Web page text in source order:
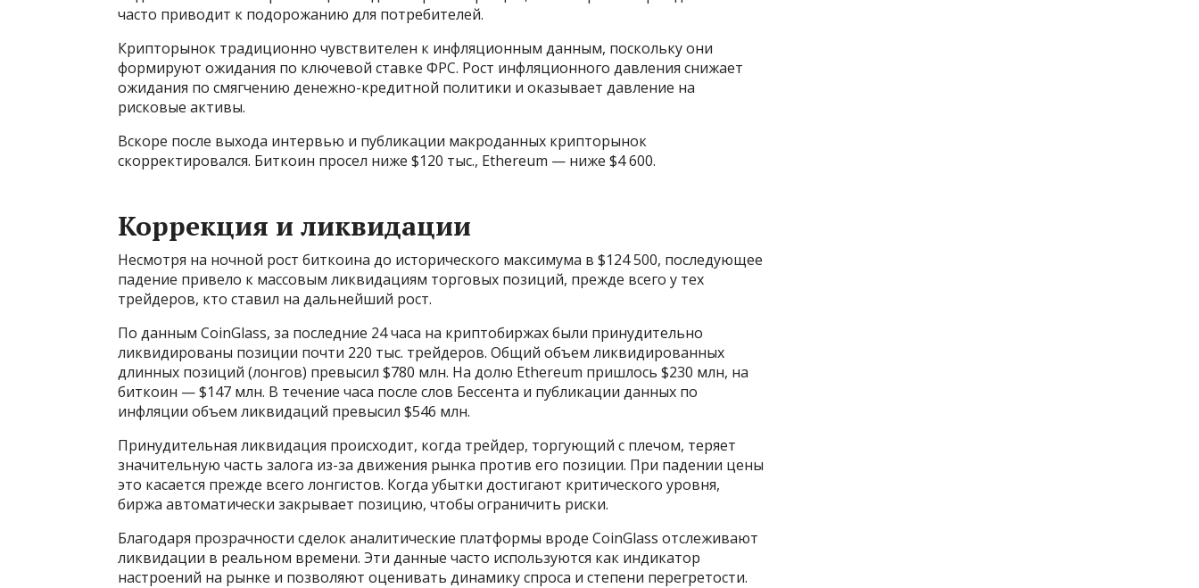
часто приводит к подорожанию для потребителей.
Крипторынок традиционно чувствителен к инфляционным данным, поскольку они
формируют ожидания по ключевой ставке ФРС. Рост инфляционного давления снижает
ожидания по смягчению денежно-кредитной политики и оказывает давление на
рисковые активы.
Вскоре после выхода интервью и публикации макроданных крипторынок
скорректировался. Биткоин просел ниже $120 тыс., Ethereum — ниже $4 600.
Коррекция и ликвидации
Несмотря на ночной рост биткоина до исторического максимума в $124 500, последующее
падение привело к массовым ликвидациям торговых позиций, прежде всего у тех
трейдеров, кто ставил на дальнейший рост.
По данным CoinGlass, за последние 24 часа на криптобиржах были принудительно
ликвидированы позиции почти 220 тыс. трейдеров. Общий объем ликвидированных
длинных позиций (лонгов) превысил $780 млн. На долю Ethereum пришлось $230 млн, на
биткоин — $147 млн. В течение часа после слов Бессента и публикации данных по
инфляции объем ликвидаций превысил $546 млн.
Принудительная ликвидация происходит, когда трейдер, торгующий с плечом, теряет
значительную часть залога из-за движения рынка против его позиции. При падении цены
это касается прежде всего лонгистов. Когда убытки достигают критического уровня,
биржа автоматически закрывает позицию, чтобы ограничить риски.
Благодаря прозрачности сделок аналитические платформы вроде CoinGlass отслеживают
ликвидации в реальном времени. Эти данные часто используются как индикатор
настроений на рынке и позволяют оценивать динамику спроса и степени перегретости.